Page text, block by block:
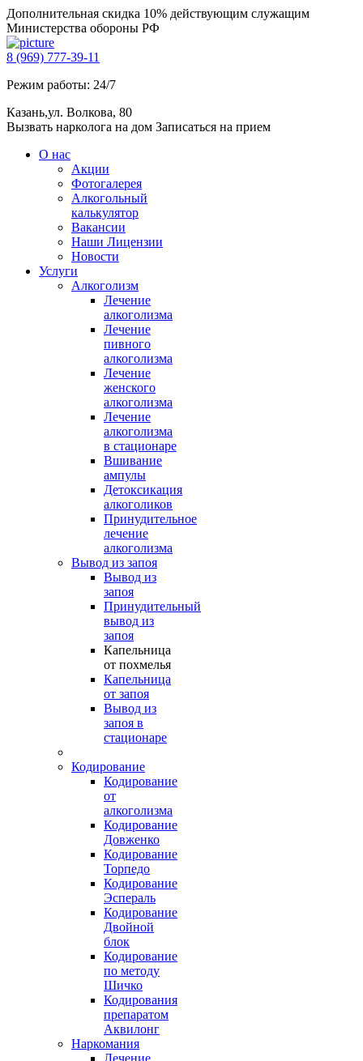
Дополнительная скидка 10% действующим служащим
Министерства обороны РФ
8 (969) 777-39-11
Режим работы: 24/7
Казань,ул. Волкова, 80
Вызвать нарколога на дом Записаться на прием
О нас
Акции
Фотогалерея
Алкогольный
калькулятор
Вакансии
Наши Лицензии
Новости
Услуги
Алкоголизм
Лечение
алкоголизма
Лечение
пивного
алкоголизма
Лечение
женского
алкоголизма
Лечение
алкоголизма
в стационаре
Вшивание
ампулы
Детоксикация
алкоголиков
Принудительное
лечение
алкоголизма
Вывод из запоя
Вывод из
запоя
Принудительный
вывод из
запоя
Капельница
от похмелья
Капельница
от запоя
Вывод из
запоя в
стационаре
Кодирование
Кодирование
от
алкоголизма
Кодирование
Довженко
Кодирование
Торпедо
Кодирование
Эспераль
Кодирование
Двойной
блок
Кодирование
по методу
Шичко
Кодирования
препаратом
Аквилонг
Наркомания
Лечение